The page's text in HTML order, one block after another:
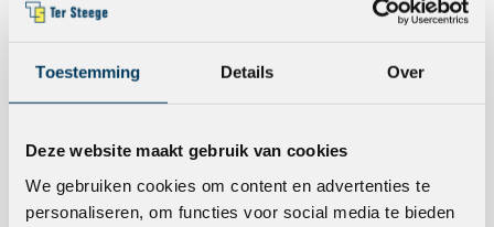
Toestemming Details Over
Deze website maakt gebruik van cookies
We gebruiken cookies om content en advertenties te
personaliseren, om functies voor social media te bieden
Rijksmonument De Smidse &
BikeSuperior in Nijverdal